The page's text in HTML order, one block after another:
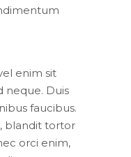
enim sit
neque. Duis
faucibus.
blandit tortor
orci enim,